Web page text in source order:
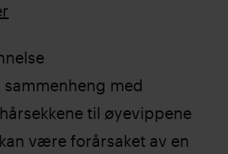
med
til øyevippene
være forårsaket av en